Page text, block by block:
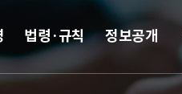
법령·규칙 정보공개